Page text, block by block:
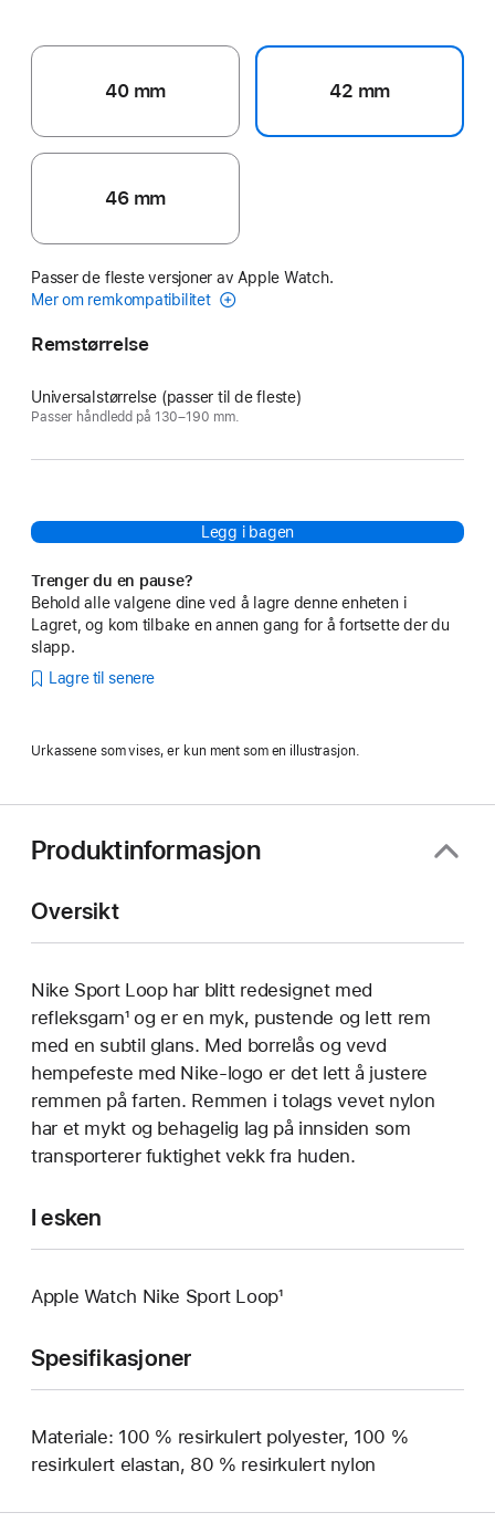
40 mm 42 mm
46 mm
Passer de fleste versjoner av Apple Watch.
Mer om remkompatibilitet
Remstørrelse
Universalstørrelse (passer til de fleste)
Passer håndledd på 130–190 mm.
Legg i bagen
Trenger du en pause?
Behold alle valgene dine ved å lagre denne enheten i
Lagret, og kom tilbake en annen gang for å fortsette der du
slapp.
Lagre til senere
Urkassene som vises, er kun ment som en illustrasjon.
Produktinformasjon
Oversikt
Nike Sport Loop har blitt redesignet med
refleksgarn¹ og er en myk, pustende og lett rem
med en subtil glans. Med borrelås og vevd
hempefeste med Nike-logo er det lett å justere
remmen på farten. Remmen i tolags vevet nylon
har et mykt og behagelig lag på innsiden som
transporterer fuktighet vekk fra huden.
I esken
Apple Watch Nike Sport Loop¹
Spesifikasjoner
Materiale: 100 % resirkulert polyester, 100 %
resirkulert elastan, 80 % resirkulert nylon